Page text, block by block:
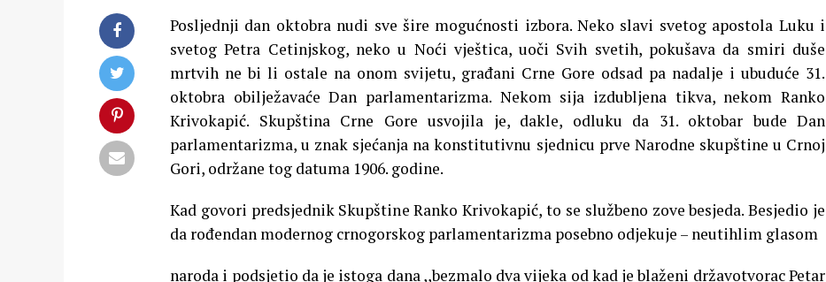
Posljednji dan oktobra nudi sve šire mogućnosti izbora. Neko slavi svetog apostola Luku i
svetog Petra Cetinjskog, neko u Noći vještica, uoči Svih svetih, pokušava da smiri duše
mrtvih ne bi li ostale na onom svijetu, građani Crne Gore odsad pa nadalje i ubuduće 31.
oktobra obilježavaće Dan parlamentarizma. Nekom sija izdubljena tikva, nekom Ranko
Krivokapić. Skupština Crne Gore usvojila je, dakle, odluku da 31. oktobar bude Dan
parlamentarizma, u znak sjećanja na konstitutivnu sjednicu prve Narodne skupštine u Crnoj
Gori, održane tog datuma 1906. godine.
Kad govori predsjednik Skupštine Ranko Krivokapić, to se službeno zove besjeda. Besjedio je
da rođendan modernog crnogorskog parlamentarizma posebno odjekuje – neutihlim glasom
naroda i podsjetio da je istoga dana ,,bezmalo dva vijeka od kad je blaženi državotvorac Petar